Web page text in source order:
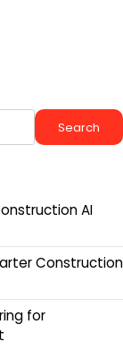
Search
AI
Construction
for